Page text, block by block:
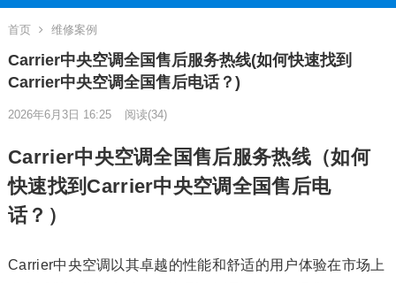
首页 维修案例
Carrier中央空调全国售后服务热线(如何快速找到
Carrier中央空调全国售后电话？)
2026年6月3日 16:25 阅读(34)
Carrier中央空调全国售后服务热线（如何
快速找到Carrier中央空调全国售后电
话？）
Carrier中央空调以其卓越的性能和舒适的用户体验在市场上